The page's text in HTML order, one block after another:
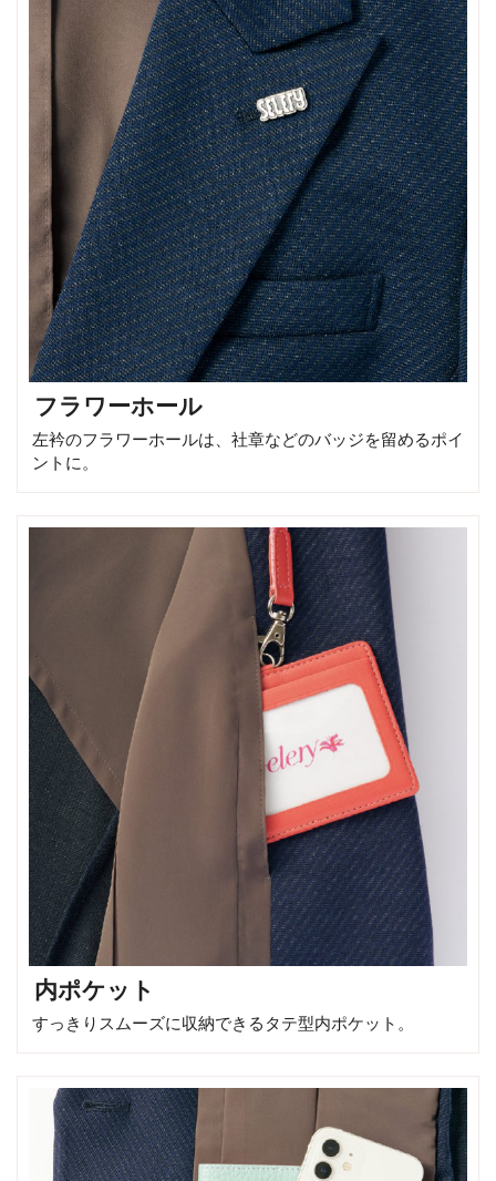
フラワーホール
左衿のフラワーホールは、社章などのバッジを留めるポイ
ントに。
内ポケット
すっきりスムーズに収納できるタテ型内ポケット。